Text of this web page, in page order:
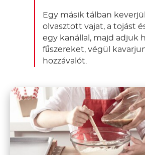
Egy másik tálban
olvasztott vajat, a tojást
egy kanállal, majd adjuk
fűszereket, végül
hozzávalót.